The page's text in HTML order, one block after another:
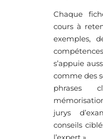
Chaque
cours à
exemples,
s’appuie
comme des
phrases
jurys
conseils